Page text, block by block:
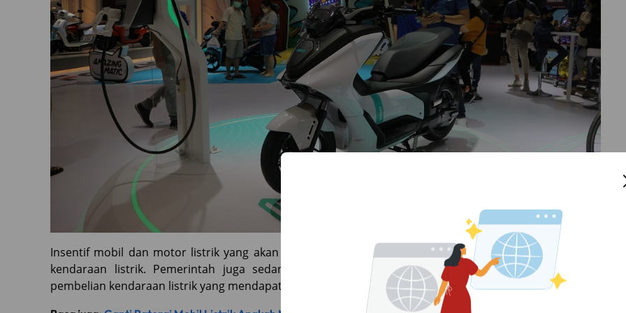
Insentif mobil dan motor listrik yang akan diberikan pada bulan ini adalah penghapusanPPnBM
kendaraan listrik. Pemerintah juga sedang menyiapkan sistem yang bertujuan untuk memantau
pembelian kendaraan listrik yang mendapatkan insentif.